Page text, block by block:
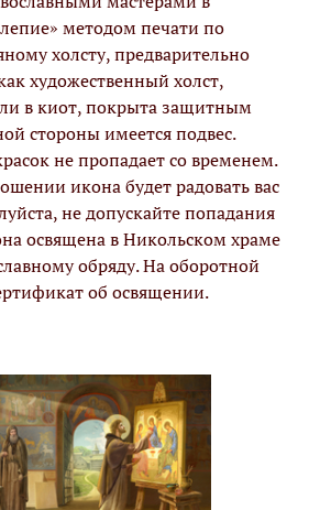
методом печати по
холсту, предварительно
художественный холст,
в киот, покрыта защитным
стороны имеется подвес.
не пропадает со временем.
икона будет радовать вас
не допускайте попадания
освящена в Никольском храме
обряду. На оборотной
об освящении.